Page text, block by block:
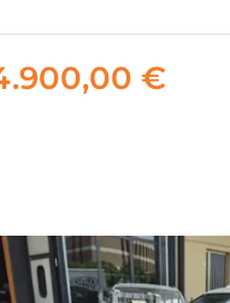
Fiat 500X
€